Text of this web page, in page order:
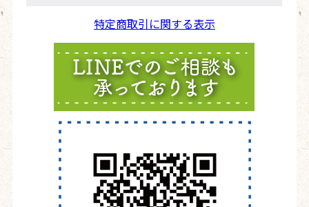
特定商取引に関する表示